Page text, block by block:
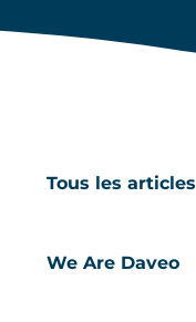
Tous les articles
We Are Daveo